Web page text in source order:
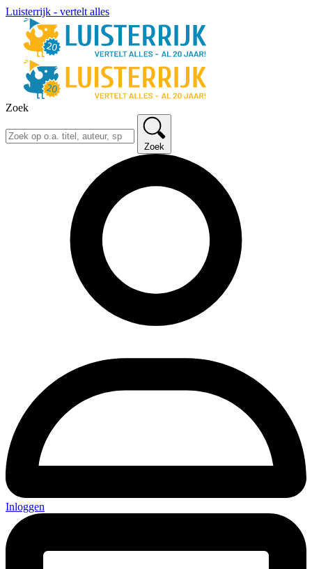
Luisterrijk - vertelt alles
Zoek
Zoek
Inloggen